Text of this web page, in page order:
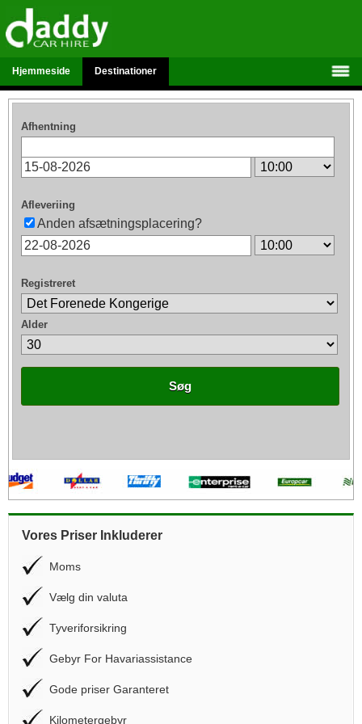
Hjemmeside Destinationer
Afhentning
Afleveriing
Anden afsætningsplacering?
Registreret
Alder
Søg
Vores Priser Inkluderer
Moms
Vælg din valuta
Tyveriforsikring
Gebyr For Havariassistance
Gode priser Garanteret
Kilometergebyr